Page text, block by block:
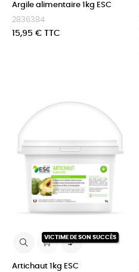
Argile alimentaire 1kg ESC
2836384
Prix
15,95 € TTC
VICTIME DE SON SUCCÈS

Artichaut 1kg ESC